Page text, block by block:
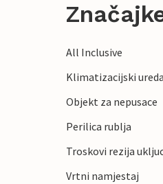
All Inclusive
Klimatizacijski
Objekt za nepusace
Perilica rublja
Troskovi rezija
Vrtni namjestaj